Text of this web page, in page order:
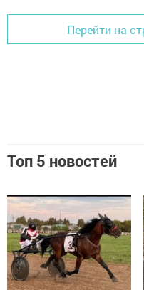
Перейти на
Топ 5 новостей